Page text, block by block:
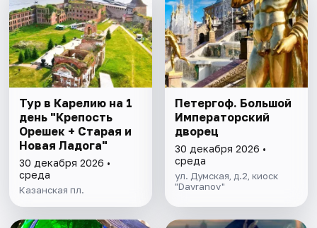
Тур в Карелию на 1
день "Крепость
Орешек + Старая и
Новая Ладога"
30 декабря 2026 •
среда
Казанская пл.
Петергоф. Большой
Императорский
дворец
30 декабря 2026 •
среда
ул. Думская, д.2, киоск
"Davranov"